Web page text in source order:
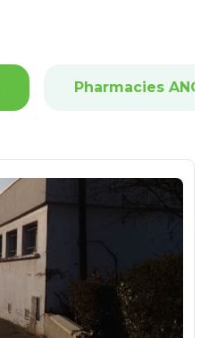
Pharmacies